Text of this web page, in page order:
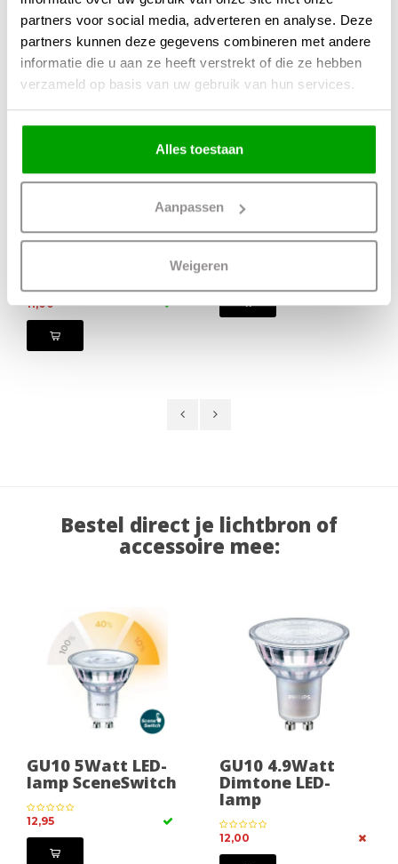
partners voor social media, adverteren en analyse. Deze
partners kunnen deze gegevens combineren met andere
informatie die u aan ze heeft verstrekt of die ze hebben
verzameld op basis van uw gebruik van hun services.
Alles toestaan
Aanpassen
Weigeren
Trackline
Aluminium Links
11,00
Rail Trackline
Aluminium 100cm
39,50
Bestel direct je lichtbron of
accessoire mee:
GU10 5Watt LED-
lamp SceneSwitch
12,95
GU10 4.9Watt
Dimtone LED-
lamp
12,00